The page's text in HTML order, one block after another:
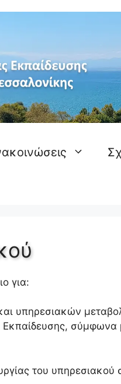
για:
υπηρεσιακών
Εκπαίδευσης,
του